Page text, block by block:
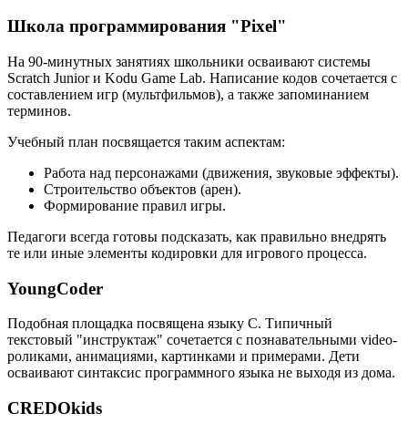
Школа программирования "Pixel"
На 90-минутных занятиях школьники осваивают системы
Scratch Junior и Kodu Game Lab. Написание кодов сочетается с
составлением игр (мультфильмов), а также запоминанием
терминов.
Учебный план посвящается таким аспектам:
Работа над персонажами (движения, звуковые эффекты).
Строительство объектов (арен).
Формирование правил игры.
Педагоги всегда готовы подсказать, как правильно внедрять
те или иные элементы кодировки для игрового процесса.
YoungCoder
Подобная площадка посвящена языку C. Типичный
текстовый "инструктаж" сочетается с познавательными video-
роликами, анимациями, картинками и примерами. Дети
осваивают синтаксис программного языка не выходя из дома.
CREDOkids